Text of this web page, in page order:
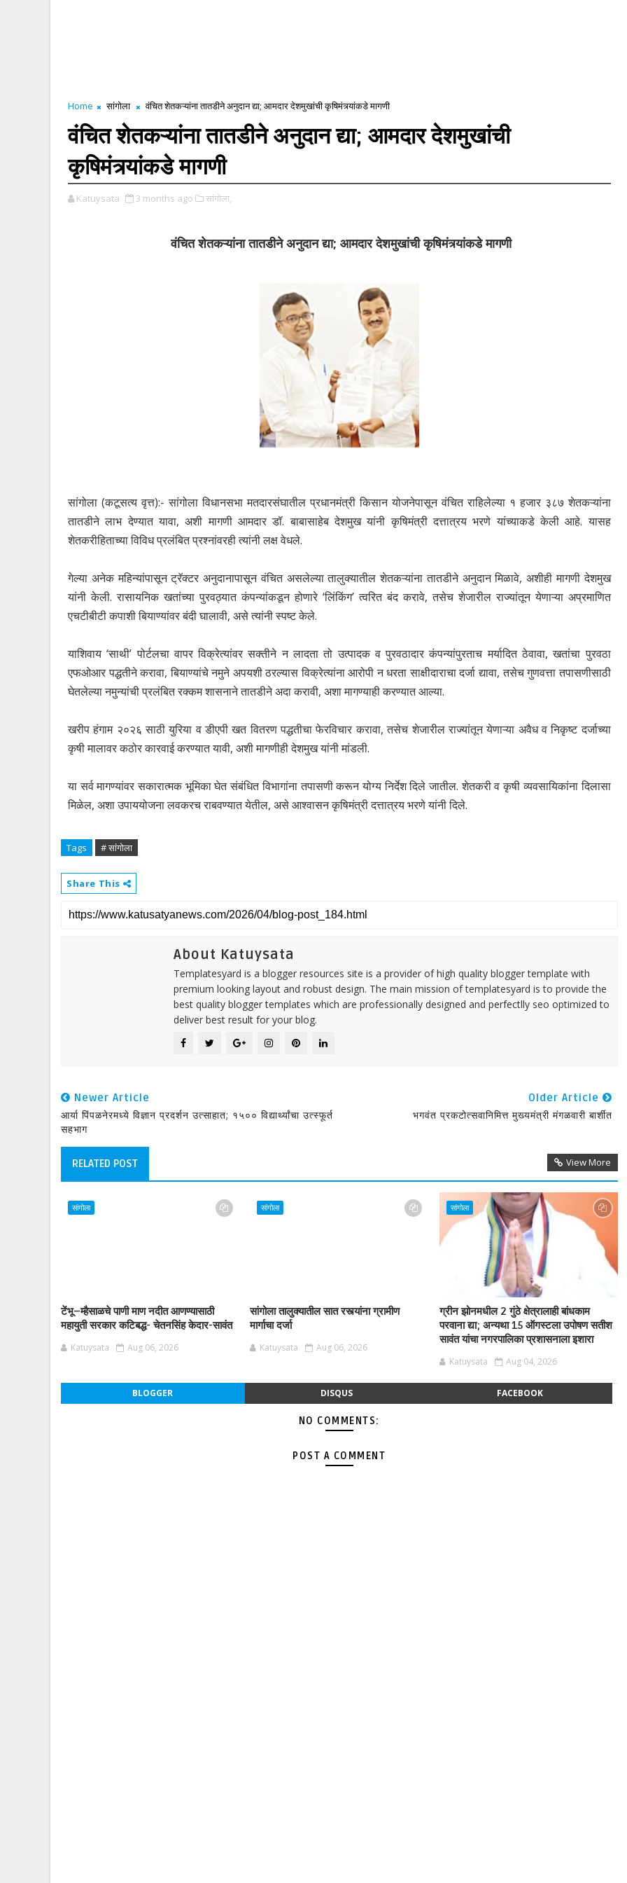
Home सांगोला वंचित शेतकऱ्यांना तातडीने अनुदान द्या; आमदार देशमुखांची कृषिमंत्र्यांकडे मागणी
वंचित शेतकऱ्यांना तातडीने अनुदान द्या; आमदार देशमुखांची
कृषिमंत्र्यांकडे मागणी
Katuysata 3 months ago सांगोला,
वंचित शेतकऱ्यांना तातडीने अनुदान द्या; आमदार देशमुखांची कृषिमंत्र्यांकडे मागणी
सांगोला (कटूसत्य वृत्त):- सांगोला विधानसभा मतदारसंघातील प्रधानमंत्री किसान योजनेपासून वंचित राहिलेल्या १ हजार ३८७ शेतकऱ्यांना
तातडीने लाभ देण्यात यावा, अशी मागणी आमदार डॉ. बाबासाहेब देशमुख यांनी कृषिमंत्री दत्तात्रय भरणे यांच्याकडे केली आहे. यासह
शेतकरीहिताच्या विविध प्रलंबित प्रश्नांवरही त्यांनी लक्ष वेधले.
गेल्या अनेक महिन्यांपासून ट्रॅक्टर अनुदानापासून वंचित असलेल्या तालुक्यातील शेतकऱ्यांना तातडीने अनुदान मिळावे, अशीही मागणी देशमुख
यांनी केली. रासायनिक खतांच्या पुरवठ्यात कंपन्यांकडून होणारे ‘लिंकिंग’ त्वरित बंद करावे, तसेच शेजारील राज्यांतून येणाऱ्या अप्रमाणित
एचटीबीटी कपाशी बियाण्यांवर बंदी घालावी, असे त्यांनी स्पष्ट केले.
याशिवाय ‘साथी’ पोर्टलचा वापर विक्रेत्यांवर सक्तीने न लादता तो उत्पादक व पुरवठादार कंपन्यांपुरताच मर्यादित ठेवावा, खतांचा पुरवठा
एफओआर पद्धतीने करावा, बियाण्यांचे नमुने अपयशी ठरल्यास विक्रेत्यांना आरोपी न धरता साक्षीदाराचा दर्जा द्यावा, तसेच गुणवत्ता तपासणीसाठी
घेतलेल्या नमुन्यांची प्रलंबित रक्कम शासनाने तातडीने अदा करावी, अशा मागण्याही करण्यात आल्या.
खरीप हंगाम २०२६ साठी युरिया व डीएपी खत वितरण पद्धतीचा फेरविचार करावा, तसेच शेजारील राज्यांतून येणाऱ्या अवैध व निकृष्ट दर्जाच्या
कृषी मालावर कठोर कारवाई करण्यात यावी, अशी मागणीही देशमुख यांनी मांडली.
या सर्व मागण्यांवर सकारात्मक भूमिका घेत संबंधित विभागांना तपासणी करून योग्य निर्देश दिले जातील. शेतकरी व कृषी व्यवसायिकांना दिलासा
मिळेल, अशा उपाययोजना लवकरच राबवण्यात येतील, असे आश्वासन कृषिमंत्री दत्तात्रय भरणे यांनी दिले.
Tags # सांगोला
Share This
About Katuysata
Templatesyard is a blogger resources site is a provider of high quality blogger template with
premium looking layout and robust design. The main mission of templatesyard is to provide the
best quality blogger templates which are professionally designed and perfectlly seo optimized to
deliver best result for your blog.
Newer Article
आर्या पिंपळनेरमध्ये विज्ञान प्रदर्शन उत्साहात; १५०० विद्यार्थ्यांचा उत्स्फूर्त
सहभाग
Older Article
भगवंत प्रकटोत्सवानिमित्त मुख्यमंत्री मंगळवारी बार्शीत
RELATED POST View More
सांगोला
टेंभू–म्हैसाळचे पाणी माण नदीत आणण्यासाठी
महायुती सरकार कटिबद्ध- चेतनसिंह केदार-सावंत
Katuysata Aug 06, 2026
सांगोला
सांगोला तालुक्यातील सात रस्त्यांना ग्रामीण
मार्गाचा दर्जा
Katuysata Aug 06, 2026
सांगोला
ग्रीन झोनमधील 2 गुंठे क्षेत्रालाही बांधकाम
परवाना द्या; अन्यथा 15 ऑगस्टला उपोषण सतीश
सावंत यांचा नगरपालिका प्रशासनाला इशारा
Katuysata Aug 04, 2026
BLOGGER DISQUS FACEBOOK
NO COMMENTS:
POST A COMMENT